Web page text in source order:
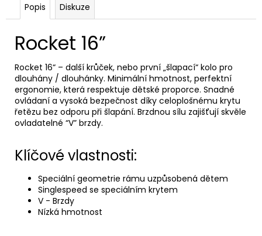
Popis Diskuze
Rocket 16”
Rocket 16“ – další krůček, nebo první „šlapací“ kolo pro
dlouhány / dlouhánky. Minimální hmotnost, perfektní
ergonomie, která respektuje dětské proporce. Snadné
ovládaní a vysoká bezpečnost díky celoplošnému krytu
řetězu bez odporu při šlapání. Brzdnou sílu zajišťují skvěle
ovladatelné “V” brzdy.
Klíčové vlastnosti:
Speciální geometrie rámu uzpůsobená dětem
Singlespeed se speciálním krytem
V - Brzdy
Nízká hmotnost